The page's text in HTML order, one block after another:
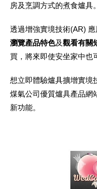
房及烹調方式的煮食爐具。
透過增強實境技術(AR)
瀏覽產品特色及觀看有關
買，將來即使安坐家中也
想立即體驗爐具擴增實境
煤氣公司優質爐具產品網
新功能。